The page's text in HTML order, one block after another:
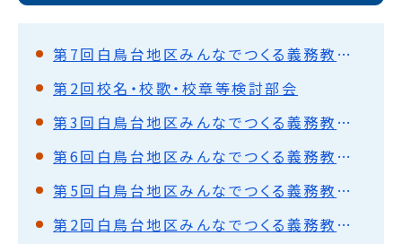
第7回白鳥台地区みんなでつくる義務教育学校推進協議会
第2回校名・校歌・校章等検討部会
第3回白鳥台地区みんなでつくる義務教育学校推進協議会
第6回白鳥台地区みんなでつくる義務教育学校推進協議会
第5回白鳥台地区みんなでつくる義務教育学校推進協議会
第2回白鳥台地区みんなでつくる義務教育学校推進協議会